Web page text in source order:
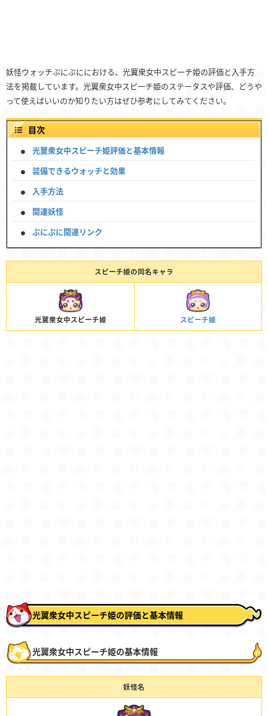
妖怪ウォッチぷにぷににおける、光翼衆女中スピーチ姫の評価と入手方
法を掲載しています。光翼衆女中スピーチ姫のステータスや評価、どうや
って使えばいいのか知りたい方はぜひ参考にしてみてください。
目次
光翼衆女中スピーチ姫評価と基本情報
装備できるウォッチと効果
入手方法
関連妖怪
ぷにぷに関連リンク
スピーチ姫の同名キャラ
光翼衆女中スピーチ姫 スピーチ姫
光翼衆女中スピーチ姫の評価と基本情報
光翼衆女中スピーチ姫の基本情報
妖怪名